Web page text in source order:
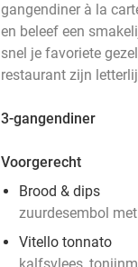
gangendiner à la
en beleef een
snel je favoriete
restaurant zijn
3-gangendiner
Voorgerecht
Brood & dips
zuurdesembol
Vitello tonnato